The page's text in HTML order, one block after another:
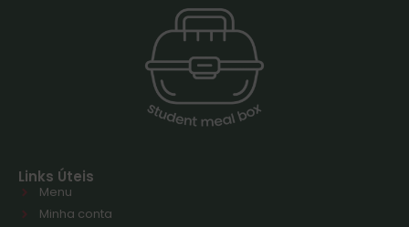
Links Úteis
Menu
Minha conta